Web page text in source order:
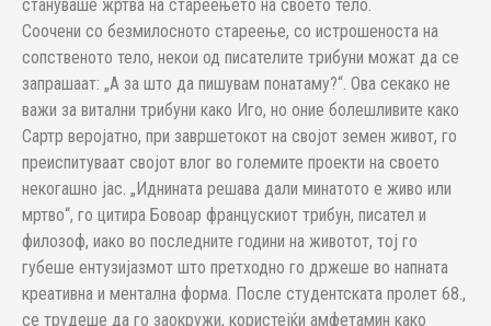
стануваше жртва на стареењето на своето тело.
Соочени со безмилосното стареење, со истрошеноста на
сопственото тело, некои од писателите трибуни можат да се
запрашаат: „А за што да пишувам понатаму?“. Ова секако не
важи за витални трибуни како Иго, но оние болешливите како
Сартр веројатно, при завршетокот на својот земен живот, го
преиспитуваат својот влог во големите проекти на своето
некогашно јас. „Иднината решава дали минатото е живо или
мртво“, го цитира Бовоар францускиот трибун, писател и
филозоф, иако во последните години на животот, тој го
губеше ентузијазмот што претходно го држеше во напната
креативна и ментална форма. После студентската пролет 68.,
се трудеше да го заокружи, користејќи амфетамин како